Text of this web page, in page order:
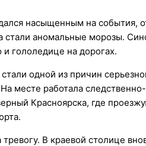
насыщенным на события,
аномальные морозы.
гололедице на дорогах.
одной из причин
месте работала
Красноярска, где
тревогу. В краевой столице